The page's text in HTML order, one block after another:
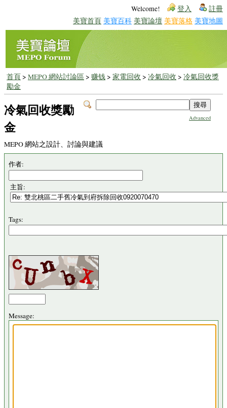
Welcome! 登入 註冊
美寶首頁 美寶百科 美寶論壇 美寶落格 美寶地圖
首頁> MEPO 網站討論區> 赚钱> 家電回收 > 冷氣回收 > 冷氣回收獎
勵金
Advanced
冷氣回收獎勵
金
MEPO 網站之設計、討論與建議
作者:
主旨:
Tags:
Message: